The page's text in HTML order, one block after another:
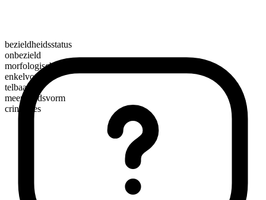
bezieldheidsstatus
onbezield
morfologische samenstelling
enkelvoudig
telbaar
meervoudsvorm
crinolines